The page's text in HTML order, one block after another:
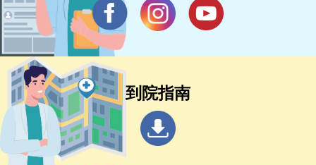
到院指南